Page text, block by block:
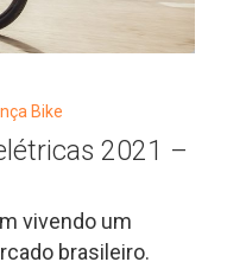
Bike
2021 –
vivendo um
brasileiro.